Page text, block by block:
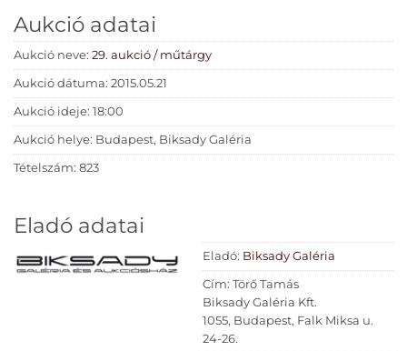
Aukció adatai
Aukció neve: 29. aukció / műtárgy
Aukció dátuma: 2015.05.21
Aukció ideje: 18:00
Aukció helye: Budapest, Biksady Galéria
Tételszám: 823
Eladó adatai
Eladó: Biksady Galéria
Cím: Törő Tamás
Biksady Galéria Kft.
1055, Budapest, Falk Miksa u.
24-26.